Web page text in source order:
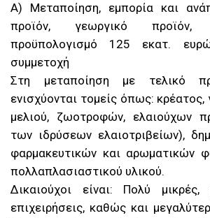
A) Μεταποίηση, εμπορία και
προϊόν, γεωργικό προϊόν,
προϋπολογισμό 125 εκατ.
συμμετοχή
Στη μεταποίηση με τελικό
ενισχύονται τομείς όπως:
μελιού, ζωοτροφών, ελαιούχων
των ιδρύσεων ελαιοτριβείων),
φαρμακευτικών και αρωματικών
πολλαπλασιαστικού υλικού.
Δικαιούχοι είναι: Πολύ μικρές,
επιχειρήσεις, καθώς και